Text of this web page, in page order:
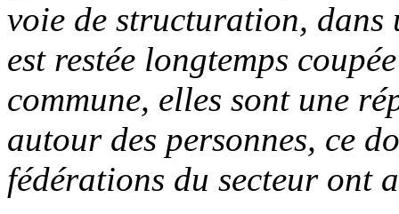
voie de structuration, dans
est restée longtemps
commune, elles sont une
autour des personnes, ce
fédérations du secteur ont